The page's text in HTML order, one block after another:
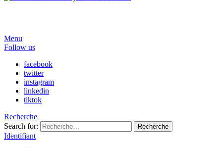
Menu
Follow us
facebook
twitter
instagram
linkedin
tiktok
Recherche
Search for:
Recherche
Identifiant